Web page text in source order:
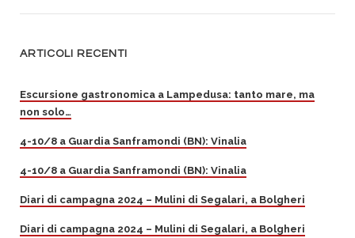
ARTICOLI RECENTI
Escursione gastronomica a Lampedusa: tanto mare, ma
non solo…
4-10/8 a Guardia Sanframondi (BN): Vinalia
4-10/8 a Guardia Sanframondi (BN): Vinalia
Diari di campagna 2024 – Mulini di Segalari, a Bolgheri
Diari di campagna 2024 – Mulini di Segalari, a Bolgheri